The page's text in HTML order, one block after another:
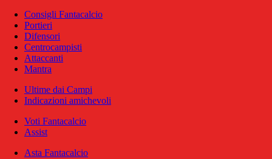
Consigli Fantacalcio
Portieri
Difensori
Centrocampisti
Attaccanti
Mantra
Ultime dai Campi
Indicazioni amichevoli
Voti Fantacalcio
Assist
Asta Fantacalcio